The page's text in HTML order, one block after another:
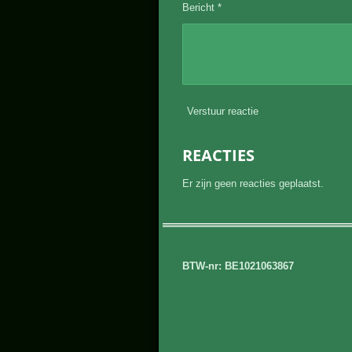
Bericht *
Verstuur reactie
REACTIES
Er zijn geen reacties geplaatst.
BTW-nr: BE1021063867